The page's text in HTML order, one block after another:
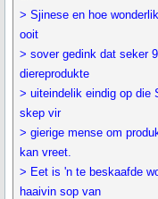
> Sjinese en hoe
ooit
> sover gedink dat seker
diereprodukte
> uiteindelik eindig op die
skep vir
> gierige mense om
kan vreet.
> Eet is 'n te beskaafde
haaivin sop van